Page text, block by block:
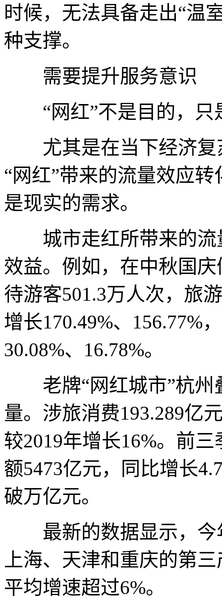
时候，无法具备走出“温
种支撑。
需要提升服务意识
“网红”不是目的，只
尤其是在当下经济复
“网红”带来的流量效应
是现实的需求。
城市走红所带来的流
效益。例如，在中秋国
待游客501.3万人次，旅
增长170.49%、156.77%
30.08%、16.78%。
老牌“网红城市”杭州
量。涉旅消费193.289亿
较2019年增长16%。前
额5473亿元，同比增长
破万亿元。
最新的数据显示，今
上海、天津和重庆的第
平均增速超过6%。